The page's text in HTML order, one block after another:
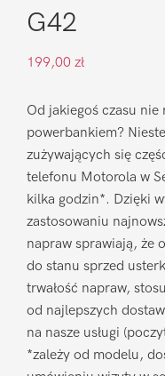
G42
199,00 zł
Od jakiegoś czasu nie
powerbankiem?
zużywających się
telefonu Motorola w
kilka godzin*. Dzięki
zastosowaniu
napraw sprawiają, że
do stanu sprzed
trwałość napraw,
od najlepszych
na nasze usługi
*zależy od modelu,